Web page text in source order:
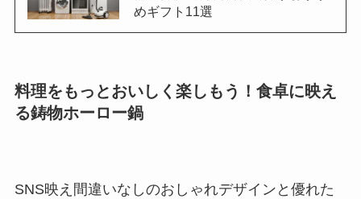
めギフト11選
料理をもっとおいしく楽しもう！食卓に映え
る鋳物ホーロー鍋
SNS映え間違いなしのおしゃれデザインと優れた